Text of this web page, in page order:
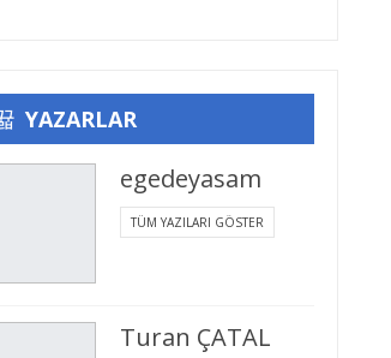
YAZARLAR
egedeyasam
TÜM YAZILARI GÖSTER
Turan ÇATAL